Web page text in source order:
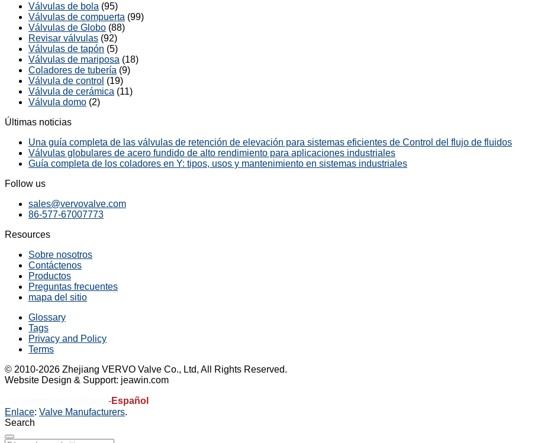
Válvulas de bola (95)
Válvulas de compuerta (99)
Válvulas de Globo (88)
Revisar válvulas (92)
Válvulas de tapón (5)
Válvulas de mariposa (18)
Coladores de tubería (9)
Válvula de control (19)
Válvula de cerámica (11)
Válvula domo (2)
Últimas noticias
Una guía completa de las válvulas de retención de elevación para sistemas eficientes de Control del flujo de fluidos
Válvulas globulares de acero fundido de alto rendimiento para aplicaciones industriales
Guía completa de los coladores en Y: tipos, usos y mantenimiento en sistemas industriales
Follow us
sales@vervovalve.com
86-577-67007773
Resources
Sobre nosotros
Contáctenos
Productos
Preguntas frecuentes
mapa del sitio
Glossary
Tags
Privacy and Policy
Terms
© 2010-2026 Zhejiang VERVO Valve Co., Ltd, All Rights Reserved.
Website Design & Support: jeawin.com
-Español
Enlace: Valve Manufacturers.
Search